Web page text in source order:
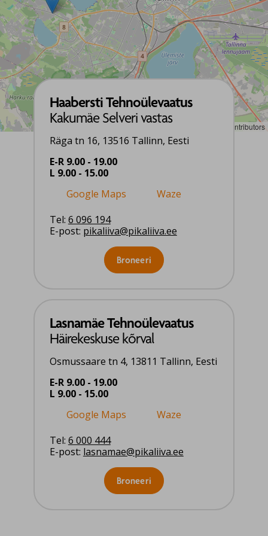
contributors
Haabersti Tehnoülevaatus
Kakumäe Selveri vastas
Räga tn 16, 13516 Tallinn, Eesti
E-R 9.00 - 19.00
L 9.00 - 15.00
Google Maps
Waze
Tel: 6 096 194
E-post: pikaliiva@pikaliiva.ee
Broneeri
Lasnamäe Tehnoülevaatus
Häirekeskuse kõrval
Osmussaare tn 4, 13811 Tallinn, Eesti
E-R 9.00 - 19.00
L 9.00 - 15.00
Google Maps
Waze
Tel: 6 000 444
E-post: lasnamae@pikaliiva.ee
Broneeri